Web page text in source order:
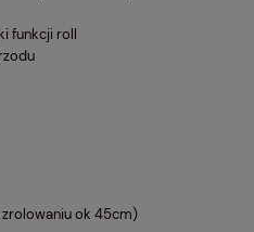
funkcji roll
ok 45cm)